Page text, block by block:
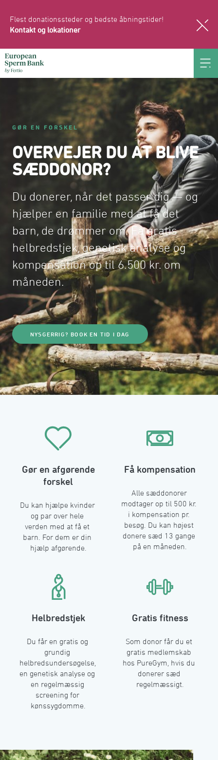
Flest donationssteder og bedste åbningstider!
Kontakt og lokationer
GØR EN FORSKEL
OVERVEJER DU AT BLIVE
SÆDDONOR?
Du donerer, når det passer dig — og
hjælper en familie med at få det
barn, de drømmer om. Få gratis
helbredstjek, genetisk analyse og
kompensation op til 6.500 kr. om
måneden.
NYSGERRIG? BOOK EN TID I DAG
󠀰Gør en afgørende
forskel󠀲󠀥󠀳
󠀰Du kan hjælpe kvinder
og par over hele
verden med at få et
barn. For dem er din
hjælp afgørende.󠀲󠀦󠀳
󠀰Få kompensation󠀲󠀧󠀳
󠀰Alle sæddonorer
modtager op til 500 kr.
i kompensation pr.
besøg. Du kan højest
donere sæd 13 gange
på en måneden.󠀲󠀨󠀳
󠀰Helbredstjek󠀲󠀩󠀳
󠀰Du får en gratis og
grundig
helbredsundersøgelse,
en genetisk analyse og
en regelmæssig
screening for
kønssygdomme.󠀲󠀡󠀠󠀳
󠀰Gratis fitness󠀲󠀡󠀡󠀳
󠀰Som donor får du et
gratis medlemskab
hos PureGym, hvis du
donerer sæd
regelmæssigt.󠀲󠀡󠀢󠀳